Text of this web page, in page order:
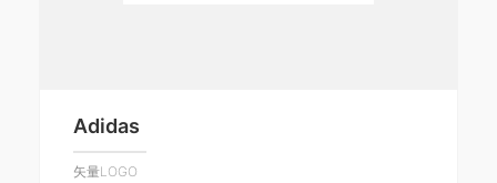
Adidas
矢量LOGO